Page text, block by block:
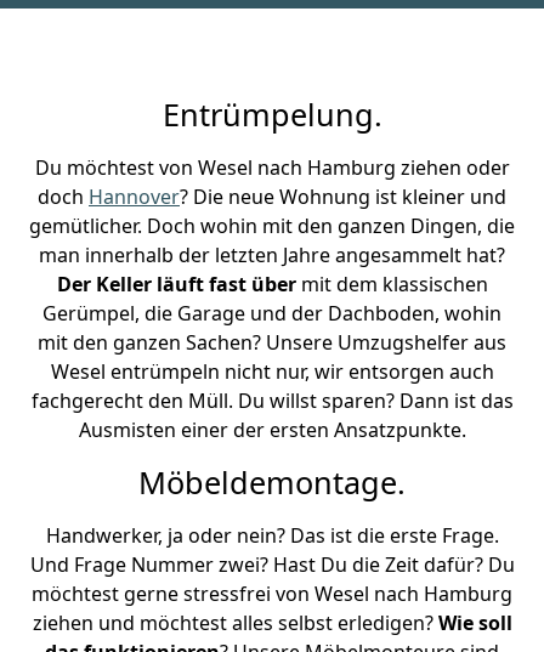
Entrümpelung.
Du möchtest von Wesel nach Hamburg ziehen oder
doch Hannover? Die neue Wohnung ist kleiner und
gemütlicher. Doch wohin mit den ganzen Dingen, die
man innerhalb der letzten Jahre angesammelt hat?
Der Keller läuft fast übermit dem klassischen
Gerümpel, die Garage und der Dachboden, wohin
mit den ganzen Sachen? Unsere Umzugshelfer aus
Wesel entrümpeln nicht nur, wir entsorgen auch
fachgerecht den Müll. Du willst sparen? Dann ist das
Ausmisten einer der ersten Ansatzpunkte.
Möbeldemontage.
Handwerker, ja oder nein? Das ist die erste Frage.
Und Frage Nummer zwei? Hast Du die Zeit dafür? Du
möchtest gerne stressfrei von Wesel nach Hamburg
ziehen und möchtest alles selbst erledigen?Wie soll